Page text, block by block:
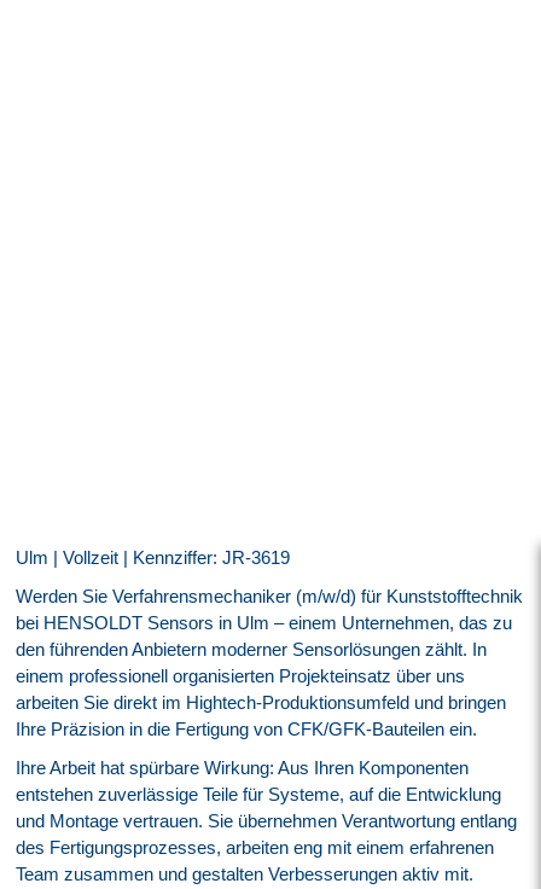
Ulm | Vollzeit | Kennziffer: JR-3619
Werden Sie Verfahrensmechaniker (m/w/d) für Kunststofftechnik
bei HENSOLDT Sensors in Ulm – einem Unternehmen, das zu
den führenden Anbietern moderner Sensorlösungen zählt. In
einem professionell organisierten Projekteinsatz über uns
arbeiten Sie direkt im Hightech-Produktionsumfeld und bringen
Ihre Präzision in die Fertigung von CFK/GFK-Bauteilen ein.
Ihre Arbeit hat spürbare Wirkung: Aus Ihren Komponenten
entstehen zuverlässige Teile für Systeme, auf die Entwicklung
und Montage vertrauen. Sie übernehmen Verantwortung entlang
des Fertigungsprozesses, arbeiten eng mit einem erfahrenen
Team zusammen und gestalten Verbesserungen aktiv mit.